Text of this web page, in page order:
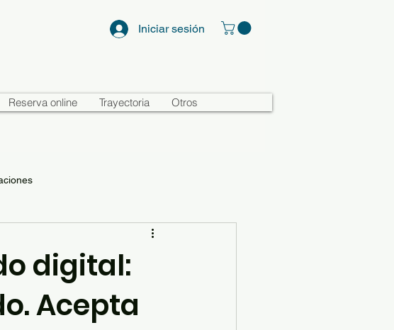
Iniciar sesión
Reserva online Trayectoria Otros
digital:
Acepta